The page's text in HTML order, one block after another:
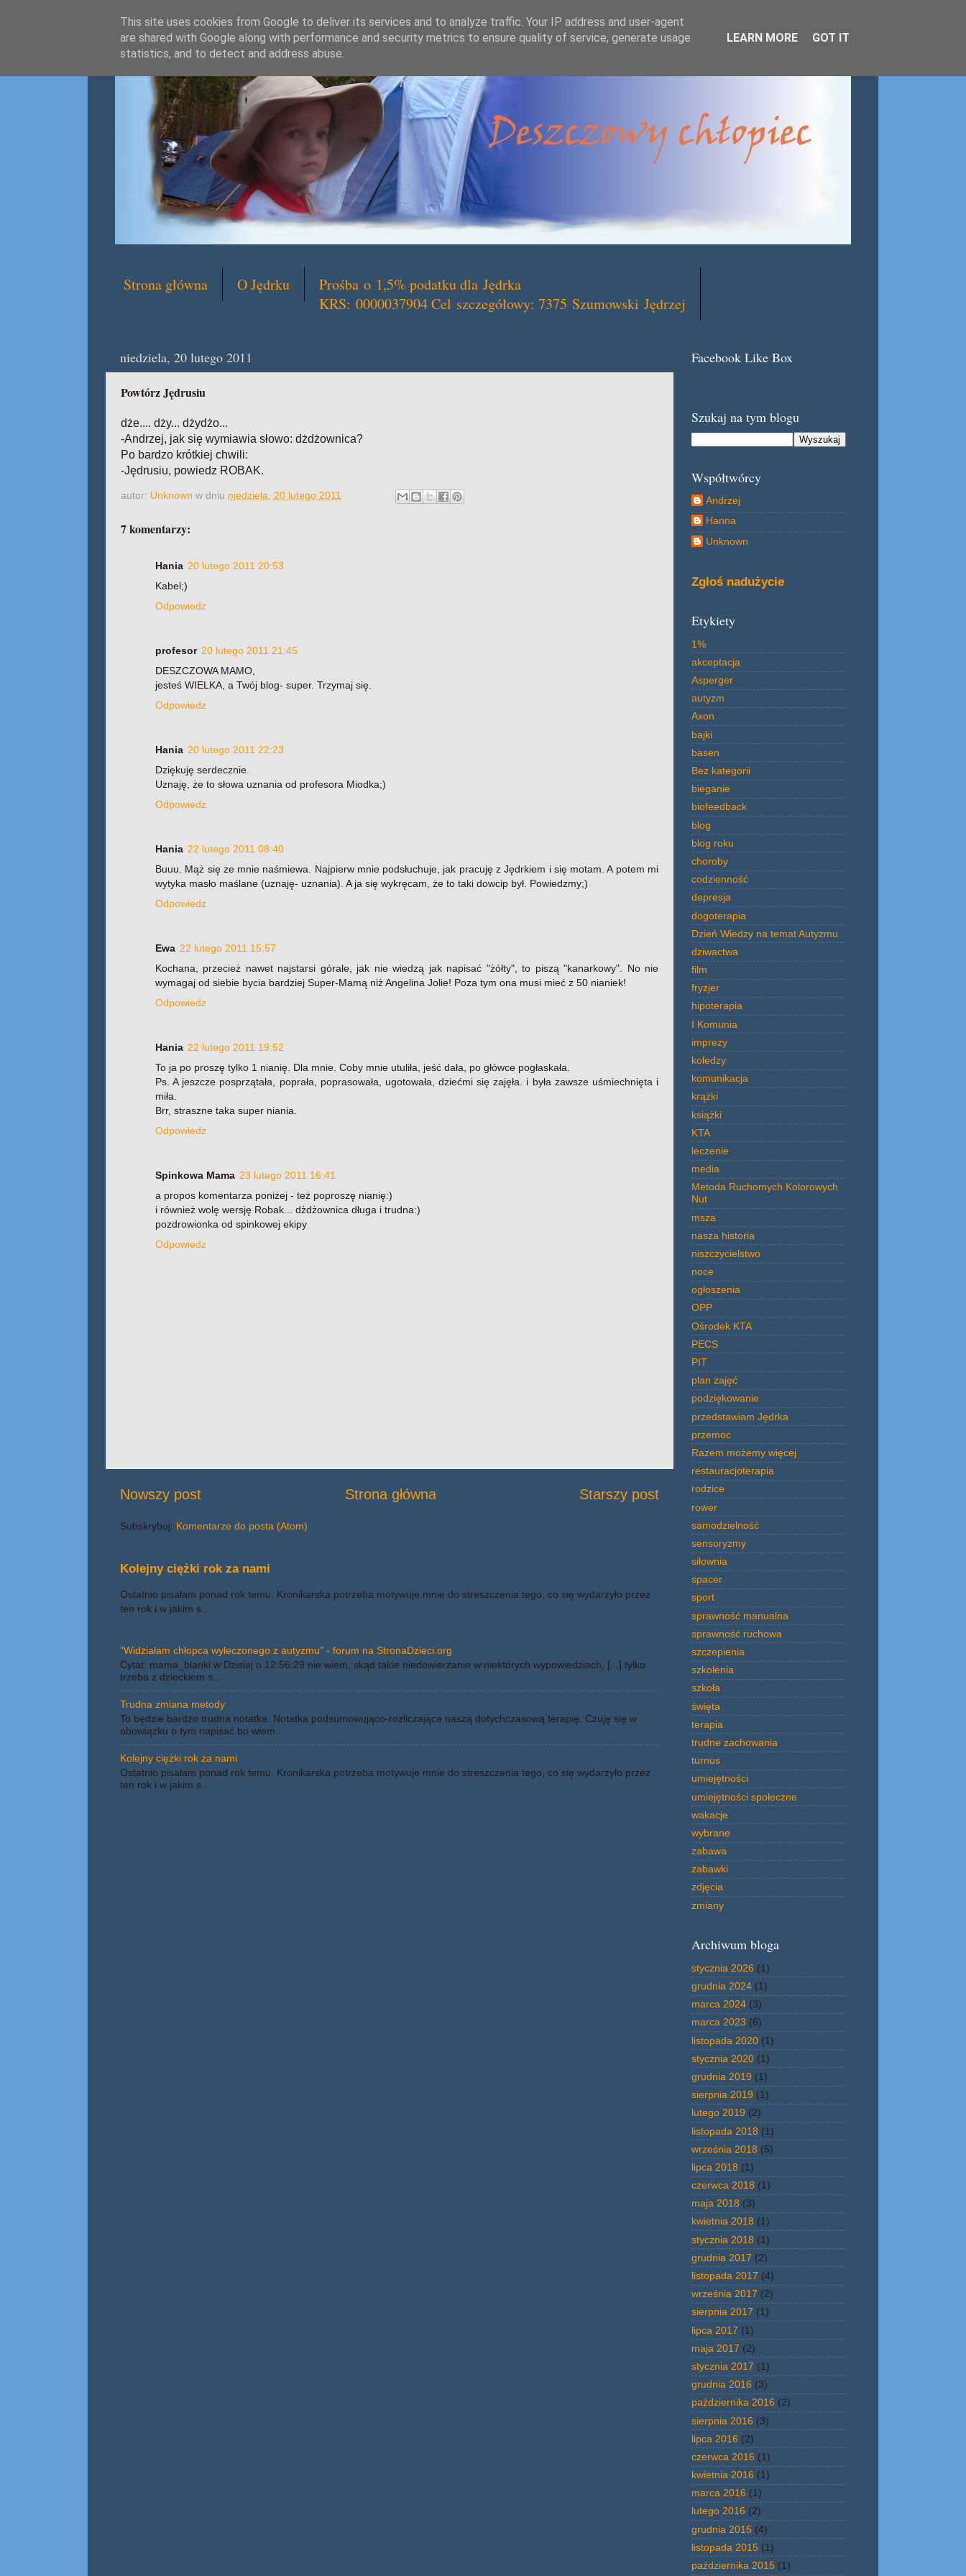
Strona główna O Jędrku
Prośba o 1,5% podatku dla Jędrka
KRS: 0000037904 Cel szczegółowy: 7375 Szumowski Jędrzej
niedziela, 20 lutego 2011
Powtórz Jędrusiu
dże.... dży... dżydżo...
-Andrzej, jak się wymiawia słowo: dżdżownica?
Po bardzo krótkiej chwili:
-Jędrusiu, powiedz ROBAK.
autor: Unknown w dniu niedziela, 20 lutego 2011
7 komentarzy:
Hania 20 lutego 2011 20:53
Kabel;)
Odpowiedz
profesor 20 lutego 2011 21:45
DESZCZOWA MAMO,
jesteś WIELKA, a Twój blog- super. Trzymaj się.
Odpowiedz
Hania 20 lutego 2011 22:23
Dziękuję serdecznie.
Uznaję, że to słowa uznania od profesora Miodka;)
Odpowiedz
Hania 22 lutego 2011 08:40
Buuu. Mąż się ze mnie naśmiewa. Najpierw mnie podsłuchuje, jak pracuję z Jędrkiem i się motam. A potem mi
wytyka masło maślane (uznaję- uznania). A ja się wykręcam, że to taki dowcip był. Powiedzmy;)
Odpowiedz
Ewa 22 lutego 2011 15:57
Kochana, przecież nawet najstarsi górale, jak nie wiedzą jak napisać "żółty", to piszą "kanarkowy". No nie
wymagaj od siebie bycia bardziej Super-Mamą niż Angelina Jolie! Poza tym ona musi mieć z 50 nianiek!
Odpowiedz
Hania 22 lutego 2011 19:52
To ja po proszę tylko 1 nianię. Dla mnie. Coby mnie utuliła, jeść dała, po główce pogłaskała.
Ps. A jeszcze posprzątała, poprała, poprasowała, ugotowała, dziećmi się zajęła. i była zawsze uśmiechnięta i
miła.
Brr, straszne taka super niania.
Odpowiedz
Spinkowa Mama 23 lutego 2011 16:41
a propos komentarza poniżej - też poproszę nianię:)
i również wolę wersję Robak... dżdżownica długa i trudna:)
pozdrowionka od spinkowej ekipy
Odpowiedz
Nowszy post Starszy post
Strona główna
Subskrybuj: Komentarze do posta (Atom)
Kolejny ciężki rok za nami
Ostatnio pisałam ponad rok temu. Kronikarska potrzeba motywuje mnie do streszczenia tego, co się wydarzyło przez
ten rok i w jakim s...
"Widziałam chłopca wyleczonego z autyzmu" - forum na StronaDzieci.org
Cytat: mama_blanki w Dzisiaj o 12:56:29 nie wiem, skąd takie niedowierzanie w niektórych wypowiedziach, [...] tylko
trzeba z dzieckiem s...
Trudna zmiana metody
To będzie bardzo trudna notatka. Notatka podsumowująco-rozliczająca naszą dotychczasową terapię. Czuję się w
obowiązku o tym napisać bo wiem...
Kolejny ciężki rok za nami
Ostatnio pisałam ponad rok temu. Kronikarska potrzeba motywuje mnie do streszczenia tego, co się wydarzyło przez
ten rok i w jakim s...
Facebook Like Box
Szukaj na tym blogu
Współtwórcy
Andrzej
Hanna
Unknown
Zgłoś nadużycie
Etykiety
1%
akceptacja
Asperger
autyzm
Axon
bajki
basen
Bez kategorii
bieganie
biofeedback
blog
blog roku
choroby
codzienność
depresja
dogoterapia
Dzień Wiedzy na temat Autyzmu
dziwactwa
film
fryzjer
hipoterapia
I Komunia
imprezy
koledzy
komunikacja
krążki
książki
KTA
leczenie
media
Metoda Ruchomych Kolorowych
Nut
msza
nasza historia
niszczycielstwo
noce
ogłoszenia
OPP
Ośrodek KTA
PECS
PIT
plan zajęć
podziękowanie
przedstawiam Jędrka
przemoc
Razem możemy więcej
restauracjoterapia
rodzice
rower
samodzielność
sensoryzmy
siłownia
spacer
sport
sprawność manualna
sprawność ruchowa
szczepienia
szkolenia
szkoła
święta
terapia
trudne zachowania
turnus
umiejętności
umiejętności społeczne
wakacje
wybrane
zabawa
zabawki
zdjęcia
zmiany
Archiwum bloga
stycznia 2026 (1)
grudnia 2024 (1)
marca 2024 (3)
marca 2023 (6)
listopada 2020 (1)
stycznia 2020 (1)
grudnia 2019 (1)
sierpnia 2019 (1)
lutego 2019 (2)
listopada 2018 (1)
września 2018 (5)
lipca 2018 (1)
czerwca 2018 (1)
maja 2018 (3)
kwietnia 2018 (1)
stycznia 2018 (1)
grudnia 2017 (2)
listopada 2017 (4)
września 2017 (2)
sierpnia 2017 (1)
lipca 2017 (1)
maja 2017 (2)
stycznia 2017 (1)
grudnia 2016 (3)
października 2016 (2)
sierpnia 2016 (3)
lipca 2016 (2)
czerwca 2016 (1)
kwietnia 2016 (1)
marca 2016 (1)
lutego 2016 (2)
grudnia 2015 (4)
listopada 2015 (1)
października 2015 (1)
This site uses cookies from Google to deliver its services and to analyze traffic. Your IP address and user-agent
are shared with Google along with performance and security metrics to ensure quality of service, generate usage
statistics, and to detect and address abuse.
LEARN MORE GOT IT